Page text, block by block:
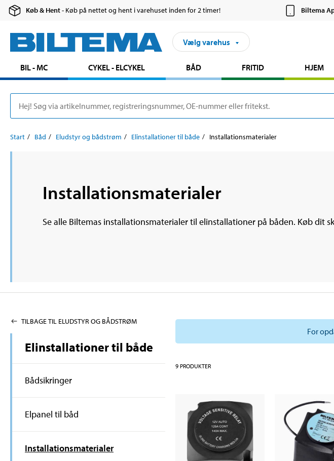
Køb & Hent- Køb på nettet og hent i varehuset inden for 2 timer! Biltema
Vælg varehus
BIL - MC CYKEL - ELCYKEL BÅD FRITID HJEM
Start Båd Eludstyr og bådstrøm Elinstallationer til både Installationsmaterialer
Installationsmaterialer
Se alle Biltemas installationsmaterialer til elinstallationer på båden. Køb dit
TILBAGE TIL ELUDSTYR OG BÅDSTRØM
Elinstallationer til både
Bådsikringer
Elpanel til båd
Installationsmaterialer
For
9 PRODUKTER